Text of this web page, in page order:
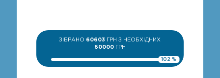
ЗІБРАНО 60603 ГРН З НЕОБХІДНИХ
60000ГРН
102 %